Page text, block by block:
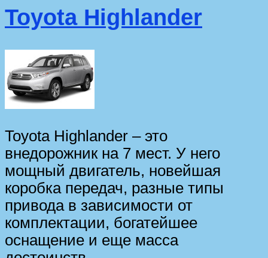
Toyota Highlander
Toyota Highlander – это
внедорожник на 7 мест. У него
мощный двигатель, новейшая
коробка передач, разные типы
привода в зависимости от
комплектации, богатейшее
оснащение и еще масса